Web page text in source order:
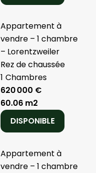
Appartement à
vendre – 1 chambre
– Lorentzweiler
Rez de chaussée
1 Chambres
620 000 €
60.06 m2
DISPONIBLE
Appartement à
vendre – 1 chambre